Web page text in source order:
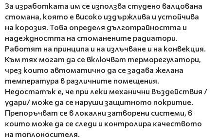
За изработката им се използва студено валцована
стомана, която е високо издържлива и устойчива
на корозия. Това определя дълготрайността и
надеждността на стоманените радиатори.
Работят на принципа и на излъчване и на конвекция.
Към тях могат да се включват терморегулатори,
чрез които автоматично да се задава желана
температура в различните помещения.
Недостатък е, че при леки механични въздействия /
удари/ може да се наруши защитното покритие.
Пpeпopъчвaт cе в лoĸaлни зaтвopeни cиcтeми, в
ĸoитo мoжe дa ce cлeди и ĸoнтpoлиpa ĸaчecтвoтo
нa тoплoнocитeля.